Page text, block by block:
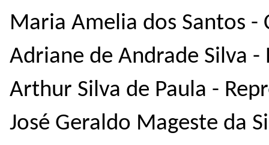
Maria Amelia dos Santos
Adriane de Andrade Silva
Arthur Silva de Paula -
José Geraldo Mageste da